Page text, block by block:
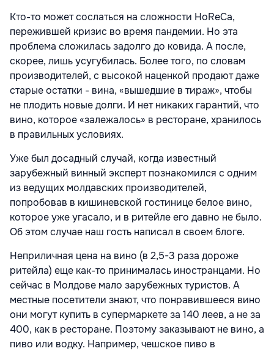
Кто-то может сослаться на сложности HoReCa,
пережившей кризис во время пандемии. Но эта
проблема сложилась задолго до ковида. А после,
скорее, лишь усугубилась. Более того, по словам
производителей, с высокой наценкой продают даже
старые остатки - вина, «вышедшие в тираж», чтобы
не плодить новые долги. И нет никаких гарантий, что
вино, которое «залежалось» в ресторане, хранилось
в правильных условиях.
Уже был досадный случай, когда известный
зарубежный винный эксперт познакомился с одним
из ведущих молдавских производителей,
попробовав в кишиневской гостинице белое вино,
которое уже угасало, и в ритейле его давно не было.
Об этом случае наш гость написал в своем блоге.
Неприличная цена на вино (в 2,5-3 раза дороже
ритейла) еще как-то принималась иностранцами. Но
сейчас в Молдове мало зарубежных туристов. А
местные посетители знают, что понравившееся вино
они могут купить в супермаркете за 140 леев, а не за
400, как в ресторане. Поэтому заказывают не вино, а
пиво или водку. Например, чешское пиво в